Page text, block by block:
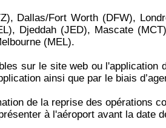
Dallas/Fort Worth (DFW),
Djeddah (JED), Mascate
(MEL).
sur le site web ou l'application
ainsi que par le biais
de la reprise des opérations
à l'aéroport avant la date